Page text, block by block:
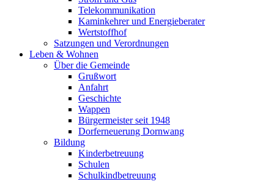
Telekommunikation
Kaminkehrer und Energieberater
Wertstoffhof
Satzungen und Verordnungen
Leben & Wohnen
Über die Gemeinde
Grußwort
Anfahrt
Geschichte
Wappen
Bürgermeister seit 1948
Dorferneuerung Dornwang
Bildung
Kinderbetreuung
Schulen
Schulkindbetreuung